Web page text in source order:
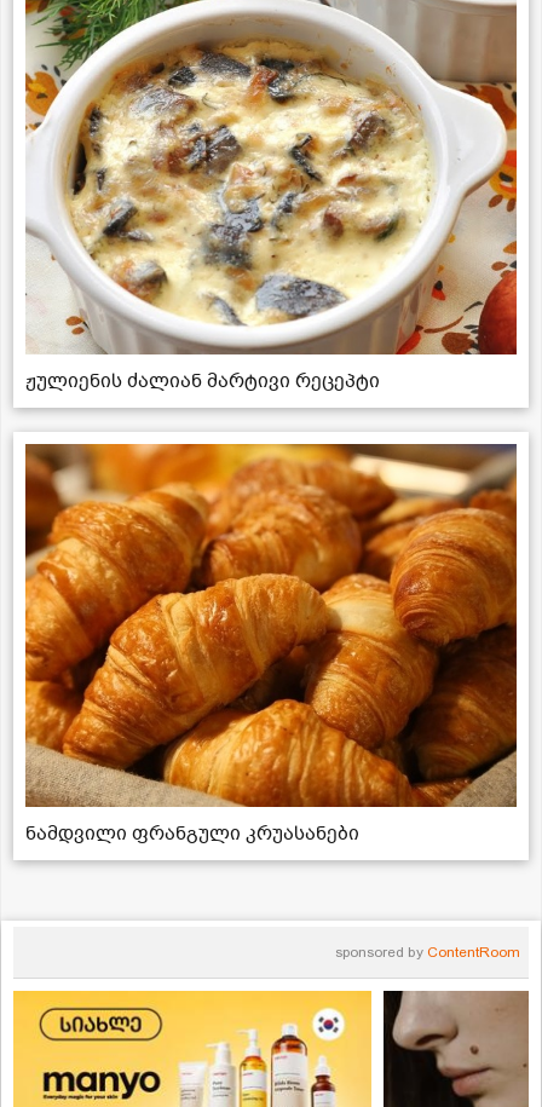
ჟულიენის ძალიან მარტივი რეცეპტი
ნამდვილი ფრანგული კრუასანები
sponsored by ContentRoom